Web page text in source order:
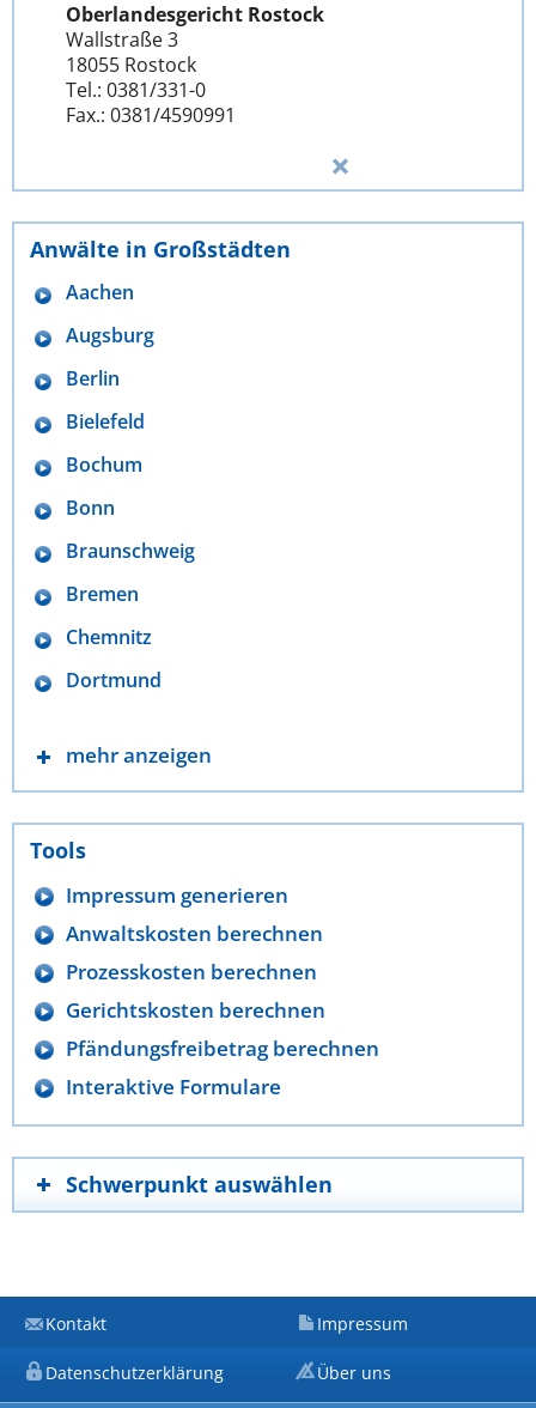
Oberlandesgericht Rostock
Wallstraße 3
18055 Rostock
Tel.: 0381/331-0
Fax.: 0381/4590991
Anwälte in Großstädten
Aachen
Augsburg
Berlin
Bielefeld
Bochum
Bonn
Braunschweig
Bremen
Chemnitz
Dortmund
mehr anzeigen
Tools
Impressum generieren
Anwaltskosten berechnen
Prozesskosten berechnen
Gerichtskosten berechnen
Pfändungsfreibetrag berechnen
Interaktive Formulare
Schwerpunkt auswählen
Kontakt Impressum
Datenschutzerklärung Über uns